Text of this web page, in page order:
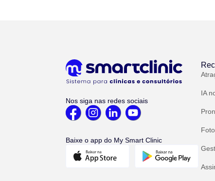
Nos siga nas redes sociais
Baixe o app do My Smart Clinic
IA